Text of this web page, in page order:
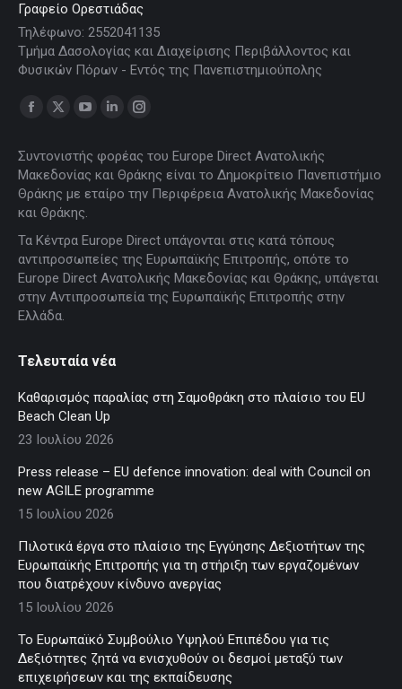
Γραφείο Ορεστιάδας
Τηλέφωνο: 2552041135
Τμήμα Δασολογίας και Διαχείρισης Περιβάλλοντος και
Φυσικών Πόρων - Εντός της Πανεπιστημιούπολης
Find us on:
Facebook
opens
in
new
window
X
opens
new
window
YouTube
opens
in
new
window
Linkedin
opens
window
Instagram
opens
window
Συντονιστής φορέας του Europe Direct Ανατολικής
Μακεδονίας και Θράκης είναι το Δημοκρίτειο Πανεπιστήμιο
Θράκης με εταίρο την Περιφέρεια Ανατολικής Μακεδονίας
και Θράκης.
Τα Κέντρα Europe Direct υπάγονται στις κατά τόπους
αντιπροσωπείες της Ευρωπαϊκής Επιτροπής, οπότε το
Europe Direct Ανατολικής Μακεδονίας και Θράκης, υπάγεται
στην Αντιπροσωπεία της Ευρωπαϊκής Επιτροπής στην
Ελλάδα.
Τελευταία νέα
Καθαρισμός παραλίας στη Σαμοθράκη στο πλαίσιο του EU
Beach Clean Up
23 Ιουλίου 2026
Press release – EU defence innovation: deal with Council on
new AGILE programme
15 Ιουλίου 2026
Πιλοτικά έργα στο πλαίσιο της Εγγύησης Δεξιοτήτων της
Ευρωπαϊκής Επιτροπής για τη στήριξη των εργαζομένων
που διατρέχουν κίνδυνο ανεργίας
15 Ιουλίου 2026
Το Ευρωπαϊκό Συμβούλιο Υψηλού Επιπέδου για τις
Δεξιότητες ζητά να ενισχυθούν οι δεσμοί μεταξύ των
επιχειρήσεων και της εκπαίδευσης